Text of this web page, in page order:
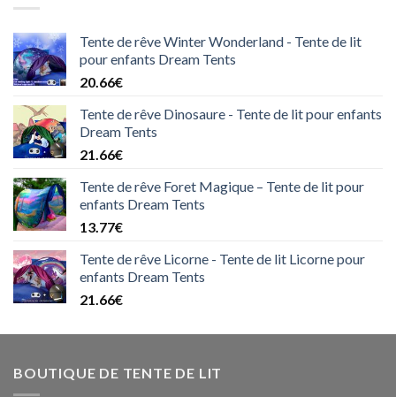
Tente de rêve Winter Wonderland - Tente de lit
pour enfants Dream Tents
20.66€
Tente de rêve Dinosaure - Tente de lit pour enfants
Dream Tents
21.66€
Tente de rêve Foret Magique – Tente de lit pour
enfants Dream Tents
13.77€
Tente de rêve Licorne - Tente de lit Licorne pour
enfants Dream Tents
21.66€
BOUTIQUE DE TENTE DE LIT